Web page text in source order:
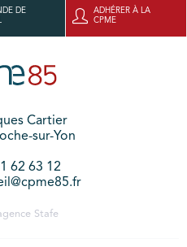
DE
ADHÉRER À LA
CPME
Cartier
sur-Yon
62 63 12
Stafe